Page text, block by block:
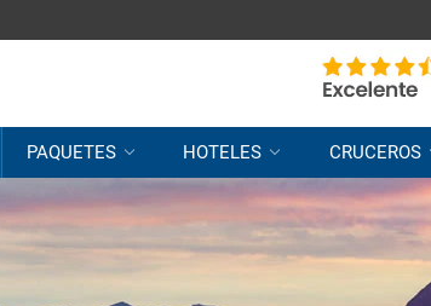
PAQUETES HOTELES CRUCEROS